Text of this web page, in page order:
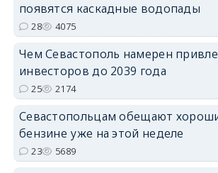
появятся каскадные водопады
28 4075
Чем Севастополь намерен
инвесторов до 2039 года
25 2174
Севастопольцам обещают
бензине уже на этой неделе
23 5689